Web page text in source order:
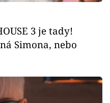
3 je tady!
Simona, nebo